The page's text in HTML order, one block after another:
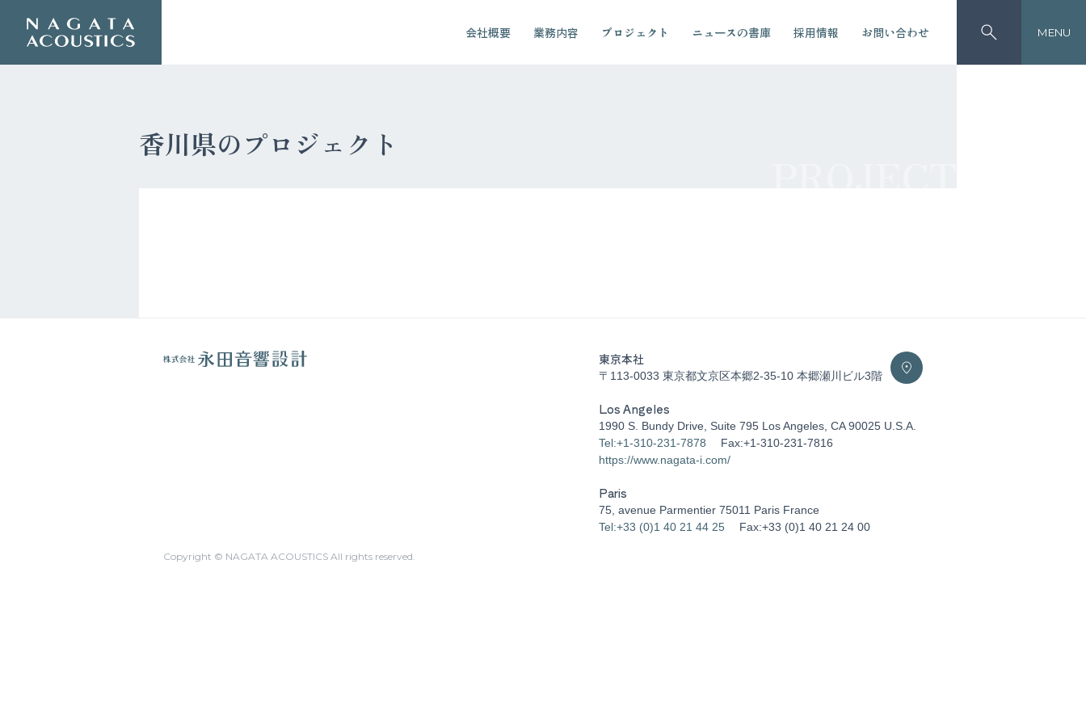
会社概要 業務内容 プロジェクト ニュースの書庫 採用情報 お問い合わせ MENU
香川県のプロジェクト
東京本社
〒113-0033 東京都文京区本郷2-35-10 本郷瀬川ビル3階
Los Angeles
1990 S. Bundy Drive, Suite 795 Los Angeles, CA 90025 U.S.A.
Tel:+1-310-231-7878
Fax:+1-310-231-7816
https://www.nagata-i.com/
Paris
75, avenue Parmentier 75011 Paris France
Tel:+33 (0)1 40 21 44 25
Fax:+33 (0)1 40 21 24 00
Copyright © NAGATA ACOUSTICS All rights reserved.